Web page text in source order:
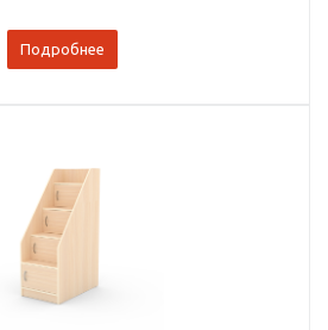
Подробнее